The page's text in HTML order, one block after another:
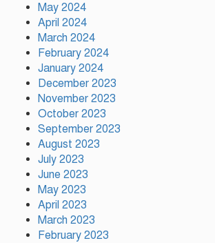
মোঃ মফিজুল ইসলাম (সুমন) মোতাওয়াল্লী/
May 2024
April 2024
March 2024
February 2024
January 2024
December 2023
November 2023
October 2023
September 2023
August 2023
July 2023
June 2023
May 2023
April 2023
March 2023
February 2023